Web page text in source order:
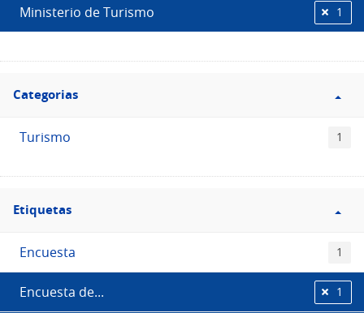
Ministerio de Turismo 1
Filtro
Categorias
Categorias
Turismo 1
Filtro
Etiquetas
Etiquetas
Encuesta 1
Encuesta de... 1